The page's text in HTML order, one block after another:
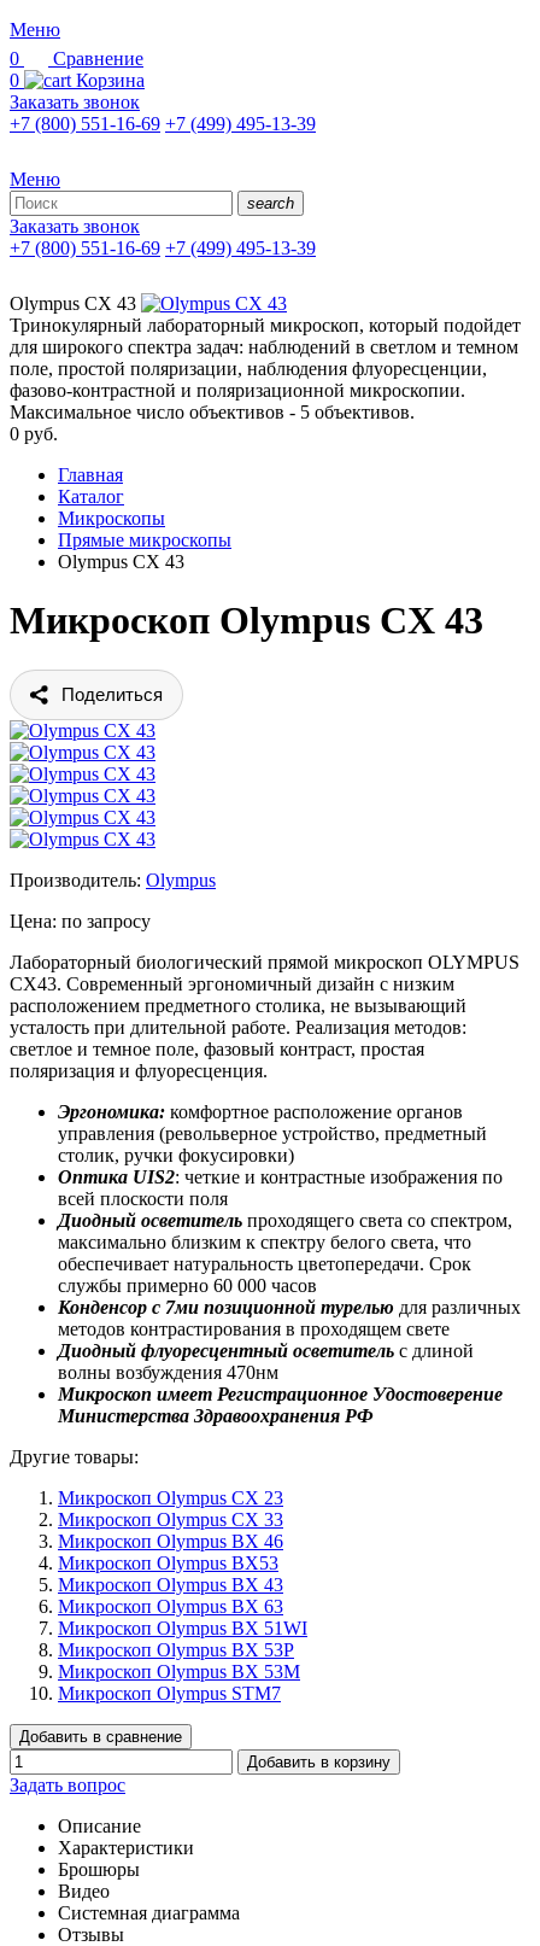
Меню
0
Сравнение
0
Корзина
Заказать звонок
+7 (800) 551-16-69 +7 (499) 495-13-39
Меню
search
Заказать звонок
+7 (800) 551-16-69 +7 (499) 495-13-39
Olympus CX 43
Тринокулярный лабораторный микроскоп, который подойдет
для широкого спектра задач: наблюдений в светлом и темном
поле, простой поляризации, наблюдения флуоресценции,
фазово-контрастной и поляризационной микроскопии.
Максимальное число объективов - 5 объективов.
0 руб.
Главная
Каталог
Микроскопы
Прямые микроскопы
Olympus CX 43
Микроскоп Olympus CX 43
Поделиться
Производитель: Olympus
Цена: по запросу
Лабораторный биологический прямой микроскоп OLYMPUS
CX43. Современный эргономичный дизайн с низким
расположением предметного столика, не вызывающий
усталость при длительной работе. Реализация методов:
светлое и темное поле, фазовый контраст, простая
поляризация и флуоресценция.
Эргономика: комфортное расположение органов
управления (револьверное устройство, предметный
столик, ручки фокусировки)
Оптика UIS2: четкие и контрастные изображения по
всей плоскости поля
Диодный осветитель проходящего света со спектром,
максимально близким к спектру белого света, что
обеспечивает натуральность цветопередачи. Срок
службы примерно 60 000 часов
Конденсор с 7ми позиционной турелью для различных
методов контрастирования в проходящем свете
Диодный флуоресцентный осветитель с длиной
волны возбуждения 470нм
Микроскоп имеет Регистрационное Удостоверение
Министерства Здравоохранения РФ
Другие товары:
Микроскоп Olympus CX 23
Микроскоп Olympus CX 33
Микроскоп Olympus BX 46
Микроскоп Olympus BX53
Микроскоп Olympus BX 43
Микроскоп Olympus BX 63
Микроскоп Olympus BX 51WI
Микроскоп Olympus BX 53P
Микроскоп Olympus BX 53M
Микроскоп Olympus STM7
Добавить в сравнение
Добавить в корзину
Задать вопрос
Описание
Характеристики
Брошюры
Видео
Системная диаграмма
Отзывы